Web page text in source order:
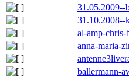
31.05.2009--
31.10.2008--
al-amp-chris-
anna-maria-
ballermann-